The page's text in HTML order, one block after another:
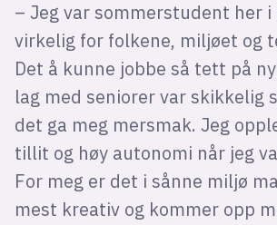
– Jeg var sommerstudent her
virkelig for folkene, miljøet og
Det å kunne jobbe så tett på
lag med seniorer var skikkelig
det ga meg mersmak. Jeg
tillit og høy autonomi når jeg
For meg er det i sånne miljø
mest kreativ og kommer opp